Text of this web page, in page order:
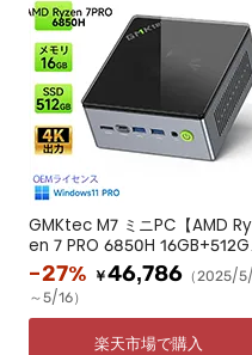
GMKtec M7 ミニPC【AMD
en 7 PRO 6850H 16GB+512G
B】最大4.70GHz ミニPC
ws11Pro 4画面出力
WiFi6 HDMI 省エネ 小型パソコン
オフィス ゲーミング
-27% ￥46,786 （2025/
～5/16）
楽天市場で購入